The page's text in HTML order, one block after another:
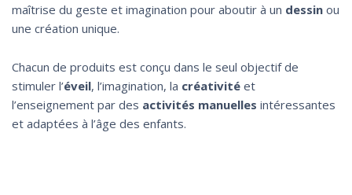
maîtrise du geste et imagination pour aboutir à un dessin ou
une création unique.
Chacun de produits est conçu dans le seul objectif de
stimuler l’éveil, l’imagination, la créativité et
l’enseignement par des activités manuelles intéressantes
et adaptées à l’âge des enfants.